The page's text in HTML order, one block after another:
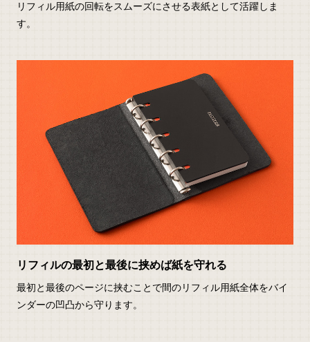
リフィル用紙の回転をスムーズにさせる表紙として活躍しま
す。
リフィルの最初と最後に挟めば紙を守れる
最初と最後のページに挟むことで間のリフィル用紙全体をバイ
ンダーの凹凸から守ります。